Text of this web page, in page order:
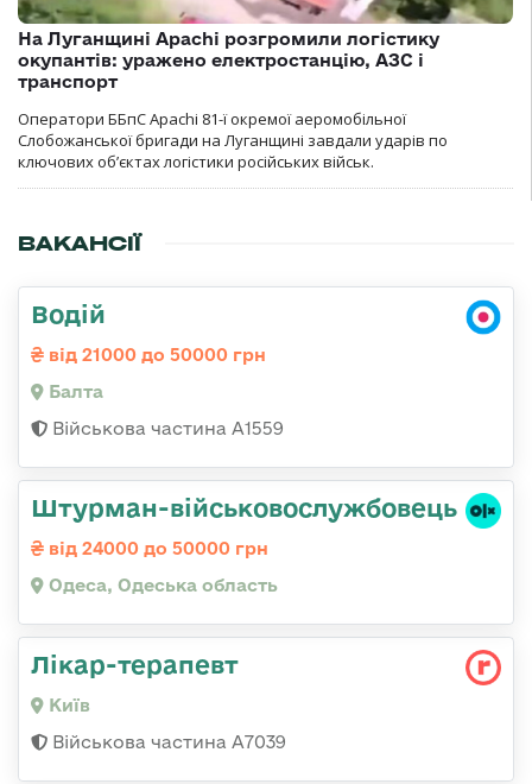
На Луганщині Apachi розгромили логістику
окупантів: уражено електростанцію, АЗС і
транспорт
Оператори ББпС Apachi 81-ї окремої аеромобільної
Слобожанської бригади на Луганщині завдали ударів по
ключових об’єктах логістики російських військ.
ВАКАНСІЇ
Водій
від 21000 до 50000 грн
Балта
Військова частина А1559
Штурман-військовослужбовець
від 24000 до 50000 грн
Одеса, Одеська область
Лікар-терапевт
Київ
Військова частина А7039